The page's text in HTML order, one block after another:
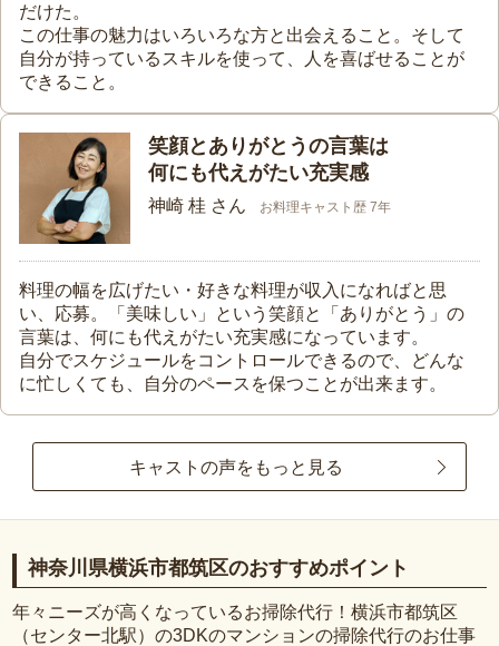
だけた。
この仕事の魅力はいろいろな方と出会えること。そして
自分が持っているスキルを使って、人を喜ばせることが
できること。
笑顔とありがとうの言葉は
何にも代えがたい充実感
神崎 桂 さん お料理キャスト歴 7年
料理の幅を広げたい・好きな料理が収入になればと思
い、応募。「美味しい」という笑顔と「ありがとう」の
言葉は、何にも代えがたい充実感になっています。
自分でスケジュールをコントロールできるので、どんな
に忙しくても、自分のペースを保つことが出来ます。
キャストの声をもっと見る
神奈川県横浜市都筑区のおすすめポイント
年々ニーズが高くなっているお掃除代行！横浜市都筑区
（センター北駅）の3DKのマンションの掃除代行のお仕事